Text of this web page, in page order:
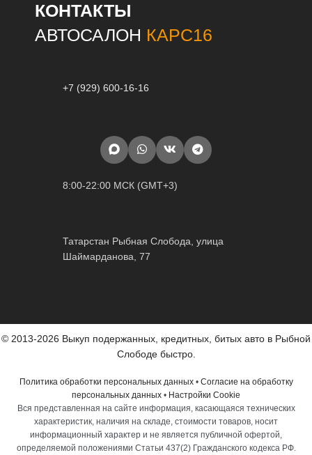
КОНТАКТЫ
АВТОСАЛОН КАРС16
+7 (929) 600-16-16
8:00-22:00 МСК (GMT+3)
Татарстан Рыбная Слобода, улица
Шаймарданова, 77
© 2013-2026 Выкуп подержанных, кредитных, битых авто в Рыбной
Слободе быстро.
Политика обработки персональных данных• Согласие на обработку
персональных данных • Настройки Cookie
Вся представленная на сайте информация, касающаяся технических
характеристик, наличия на складе, стоимости товаров, носит
информационный характер и не является публичной офертой,
определяемой положениями Статьи 437(2) Гражданского кодекса РФ.